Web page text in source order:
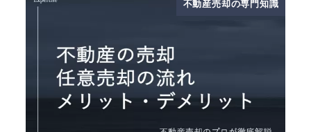
不動産売却の専門知識